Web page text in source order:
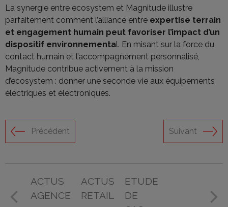
La synergie entre ecosystem et Magnitude illustre
parfaitement comment l’alliance entre expertise terrain
et engagement humain peut favoriser l’impact d’un
dispositif environnemental. En misant sur la force du
contact humain et l’accompagnement personnalisé,
Magnitude contribue activement à la mission
d’ecosystem : donner une seconde vie aux équipements
électriques et électroniques.
Précédent Suivant
ACTUS
AGENCE
ACTUS
RETAIL
ETUDE
DE